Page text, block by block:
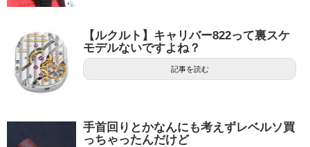
【ルクルト】キャリバー822って裏スケ
モデルないですよね？
記事を読む
手首回りとかなんにも考えずレベルソ買
っちゃったんだけど